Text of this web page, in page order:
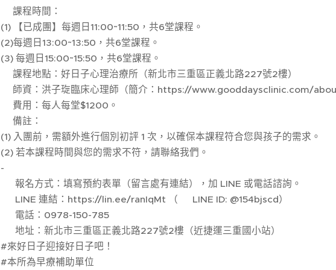
🕚課程時間：
(1) 【已成團】每週日11:00~11:50，共6堂課程。
(2)每週日13:00~13:50，共6堂課程。
(3) 每週日15:00~15:50，共6堂課程。
🏫課程地點：好日子心理治療所（新北市三重區正義北路227號2樓）
👩‍🏫師資：洪子琁臨床心理師（簡介：https://www.gooddaysclinic.com/
💰費用：每人每堂$1200。
📝備註：
(1) 入團前，需額外進行個別初評 1 次，以確保本課程符合您與孩子的需求。
(2) 若本課程時間與您的需求不符，請聯絡我們。
-
☀️ 報名方式：填寫預約表單（留言處有連結），加 LINE 或電話諮詢。
🌐 LINE 連結：https://lin.ee/ranIqMt （🔰 LINE ID: @154bjscd）
☎️ 電話：0978-150-785
🗺 地址：新北市三重區正義北路227號2樓（近捷運三重國小站）
#來好日子迎接好日子吧！
#本所為早療補助單位